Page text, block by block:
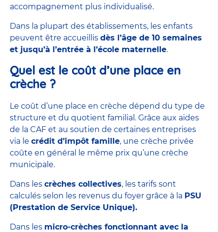
accompagnement plus individualisé.
Dans la plupart des établissements, les enfants
peuvent être accueillis dès l’âge de 10 semaines
et jusqu’à l’entrée à l’école maternelle.
Quel est le coût d’une place en
crèche ?
Le coût d’une place en crèche dépend du type de
structure et du quotient familial. Grâce aux aides
de la CAF et au soutien de certaines entreprises
via le crédit d’impôt famille, une crèche privée
coûte en général le même prix qu’une crèche
municipale.
Dans les crèches collectives, les tarifs sont
calculés selon les revenus du foyer grâce à la PSU
(Prestation de Service Unique).
Dans les micro-crèches fonctionnant avec la